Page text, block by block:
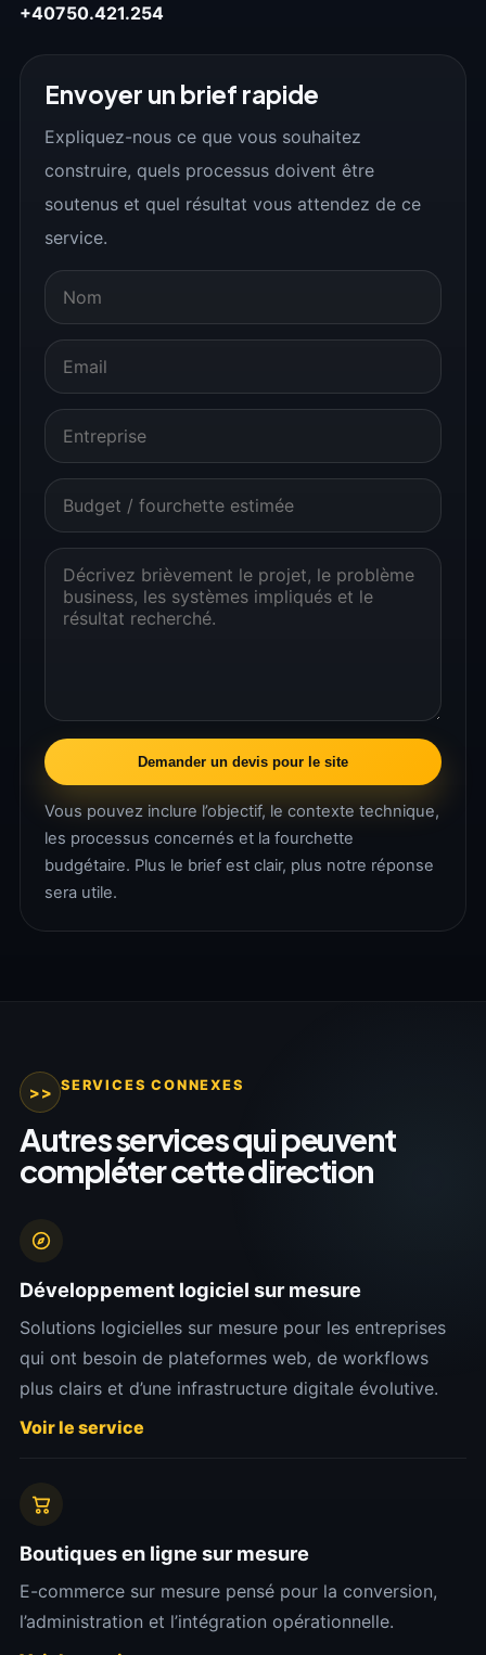
+40750.421.254
Envoyer un brief rapide
Expliquez-nous ce que vous souhaitez
construire, quels processus doivent être
soutenus et quel résultat vous attendez de ce
service.
Demander un devis pour le site
Vous pouvez inclure l’objectif, le contexte technique,
les processus concernés et la fourchette
budgétaire. Plus le brief est clair, plus notre réponse
sera utile.
>> SERVICES CONNEXES
Autres services qui peuvent
compléter cette direction
Développement logiciel sur mesure
Solutions logicielles sur mesure pour les entreprises
qui ont besoin de plateformes web, de workflows
plus clairs et d’une infrastructure digitale évolutive.
Voir le service
Boutiques en ligne sur mesure
E-commerce sur mesure pensé pour la conversion,
l’administration et l’intégration opérationnelle.